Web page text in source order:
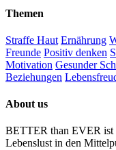
Themen
Straffe Haut Ernährung
Freunde Positiv denken
Motivation Gesunder
Beziehungen
About us
BETTER than EVER ist
Lebenslust in den